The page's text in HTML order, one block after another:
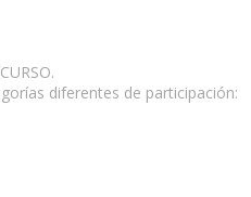
diferentes de participación: